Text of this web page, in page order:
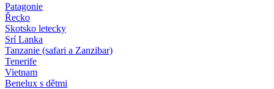
Patagonie
Řecko
Skotsko letecky
Srí Lanka
Tanzanie (safari a Zanzibar)
Tenerife
Vietnam
Benelux s dětmi